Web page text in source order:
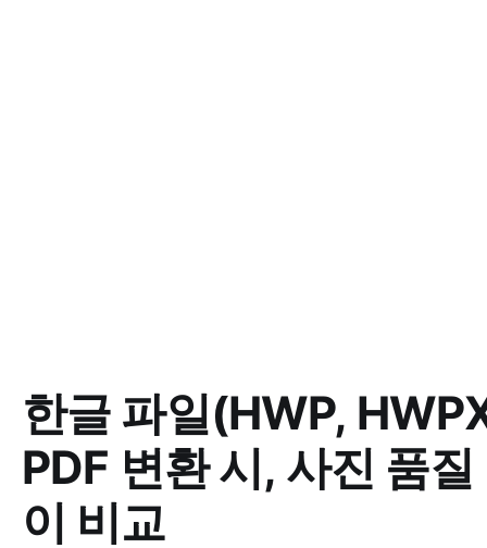
한글 파일(HWP,
PDF 변환 시, 사진 품질
이 비교